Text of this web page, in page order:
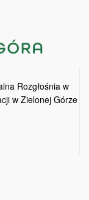
Rozgłośnia w
w Zielonej Górze